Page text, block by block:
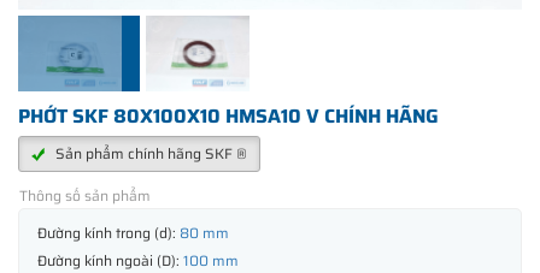
PHỚT SKF 80X100X10 HMSA10 V CHÍNH HÃNG
Sản phẩm chính hãng SKF ®
Thông số sản phẩm
Đường kính trong (d): 80 mm
Đường kính ngoài (D): 100 mm